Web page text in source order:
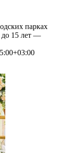
парках
до 15 лет —